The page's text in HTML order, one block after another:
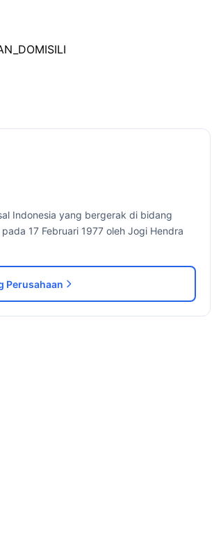
Indonesia yang bergerak di bidang
17 Februari 1977 oleh Jogi Hendra
Perusahaan